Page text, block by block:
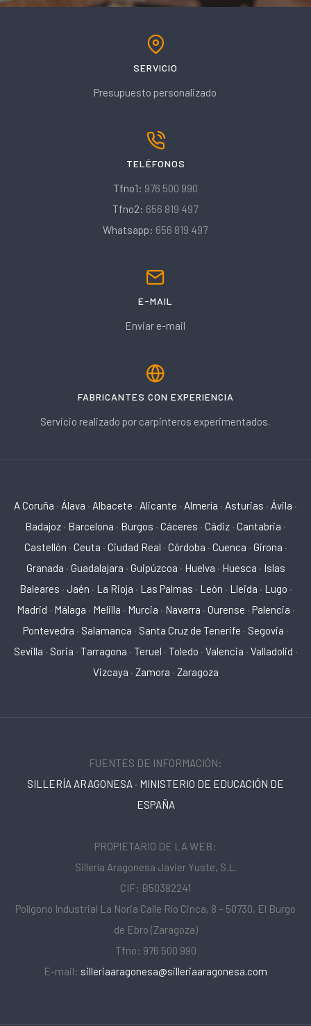
SERVICIO
Presupuesto personalizado
TELÉFONOS
Tfno1: 976 500 990
Tfno2: 656 819 497
Whatsapp: 656 819 497
E-MAIL
Enviar e-mail
FABRICANTES CON EXPERIENCIA
Servicio realizado por carpinteros experimentados.
A Coruña · Álava · Albacete · Alicante · Almería · Asturias · Ávila ·
Badajoz · Barcelona · Burgos · Cáceres · Cádiz · Cantabria ·
Castellón · Ceuta · Ciudad Real · Córdoba · Cuenca · Girona ·
Granada · Guadalajara · Guipúzcoa · Huelva · Huesca · Islas
Baleares · Jaén · La Rioja · Las Palmas · León · Lleida · Lugo ·
Madrid · Málaga · Melilla · Murcia · Navarra · Ourense · Palencia ·
Pontevedra · Salamanca · Santa Cruz de Tenerife · Segovia ·
Sevilla · Soria · Tarragona · Teruel · Toledo · Valencia · Valladolid ·
Vizcaya · Zamora · Zaragoza
FUENTES DE INFORMACIÓN:
SILLERÍA ARAGONESA · MINISTERIO DE EDUCACIÓN DE
ESPAÑA
PROPIETARIO DE LA WEB:
Sillería Aragonesa Javier Yuste, S.L.
CIF: B50382241
Polígono Industrial La Noria Calle Río Cinca, 8 – 50730, El Burgo
de Ebro (Zaragoza)
Tfno: 976 500 990
E-mail: silleriaaragonesa@silleriaaragonesa.com